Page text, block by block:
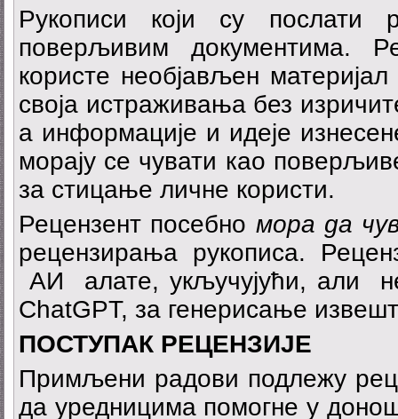
Рукописи који су послати
поверљивим документима.
користе необјављен
своја истраживања без
а информације и идеје
морају се чувати као
за стицање личне користи.
Рецензент посебно мора да
рецензирања рукописа.
АИ алате, укључујући, али
ChatGPT, за генерисање
ПОСТУПАК РЕЦЕНЗИЈЕ
Примљени радови подлежу
да уредницима помогне у